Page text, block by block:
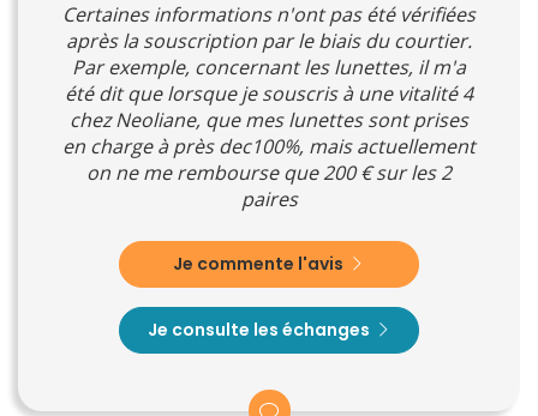
Certaines informations n'ont pas été vérifiées
après la souscription par le biais du courtier.
Par exemple, concernant les lunettes, il m'a
été dit que lorsque je souscris à une vitalité 4
chez Neoliane, que mes lunettes sont prises
en charge à près dec100%, mais actuellement
on ne me rembourse que 200 € sur les 2
paires
Je commente l'avis
Je consulte les échanges